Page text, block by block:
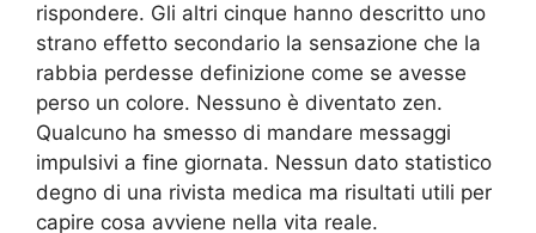
rispondere. Gli altri cinque hanno descritto uno
strano effetto secondario la sensazione che la
rabbia perdesse definizione come se avesse
perso un colore. Nessuno è diventato zen.
Qualcuno ha smesso di mandare messaggi
impulsivi a fine giornata. Nessun dato statistico
degno di una rivista medica ma risultati utili per
capire cosa avviene nella vita reale.